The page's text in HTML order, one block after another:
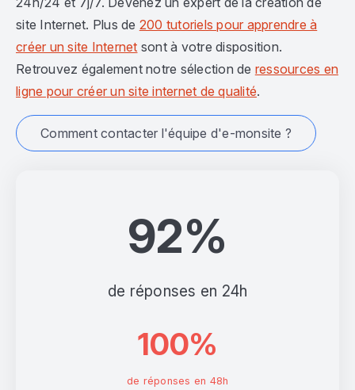
92%
de réponses en 24h
100%
de réponses en 48h
site Internet. Plus de 200 tutoriels pour apprendre à
créer un site Internet sont à votre disposition.
Retrouvez également notre sélection de ressources en
ligne pour créer un site internet de qualité.
Comment contacter l'équipe d'e-monsite ?